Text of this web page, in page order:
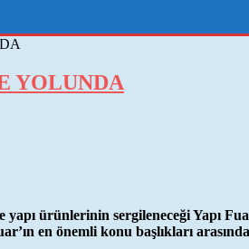
YOLUNDA
ürünlerinin sergileneceği Yapı
en önemli konu başlıkları